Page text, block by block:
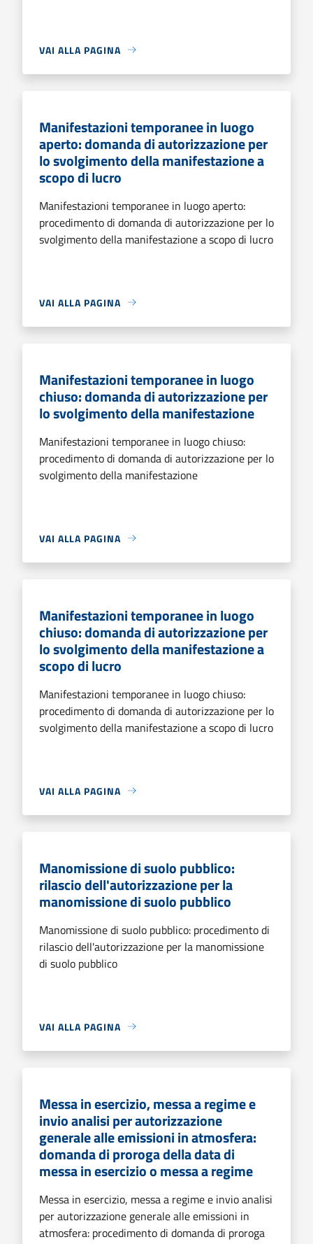
VAI ALLA PAGINA
Manifestazioni temporanee in luogo
aperto: domanda di autorizzazione per
lo svolgimento della manifestazione a
scopo di lucro
Manifestazioni temporanee in luogo aperto:
procedimento di domanda di autorizzazione per lo
svolgimento della manifestazione a scopo di lucro
VAI ALLA PAGINA
Manifestazioni temporanee in luogo
chiuso: domanda di autorizzazione per
lo svolgimento della manifestazione
Manifestazioni temporanee in luogo chiuso:
procedimento di domanda di autorizzazione per lo
svolgimento della manifestazione
VAI ALLA PAGINA
Manifestazioni temporanee in luogo
chiuso: domanda di autorizzazione per
lo svolgimento della manifestazione a
scopo di lucro
Manifestazioni temporanee in luogo chiuso:
procedimento di domanda di autorizzazione per lo
svolgimento della manifestazione a scopo di lucro
VAI ALLA PAGINA
Manomissione di suolo pubblico:
rilascio dell'autorizzazione per la
manomissione di suolo pubblico
Manomissione di suolo pubblico: procedimento di
rilascio dell'autorizzazione per la manomissione
di suolo pubblico
VAI ALLA PAGINA
Messa in esercizio, messa a regime e
invio analisi per autorizzazione
generale alle emissioni in atmosfera:
domanda di proroga della data di
messa in esercizio o messa a regime
Messa in esercizio, messa a regime e invio analisi
per autorizzazione generale alle emissioni in
atmosfera: procedimento di domanda di proroga